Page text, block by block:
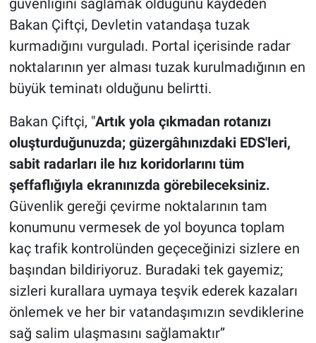
güvenliğini sağlamak olduğunu kaydeden
Bakan Çiftçi, Devletin vatandaşa tuzak
kurmadığını vurguladı. Portal içerisinde radar
noktalarının yer alması tuzak kurulmadığının en
büyük teminatı olduğunu belirtti.
Bakan Çiftçi, "Artık yola çıkmadan rotanızı
oluşturduğunuzda; güzergâhınızdaki EDS'leri,
sabit radarları ile hız koridorlarını tüm
şeffaflığıyla ekranınızda görebileceksiniz.
Güvenlik gereği çevirme noktalarının tam
konumunu vermesek de yol boyunca toplam
kaç trafik kontrolünden geçeceğinizi sizlere en
başından bildiriyoruz. Buradaki tek gayemiz;
sizleri kurallara uymaya teşvik ederek kazaları
önlemek ve her bir vatandaşımızın sevdiklerine
sağ salim ulaşmasını sağlamaktır’’